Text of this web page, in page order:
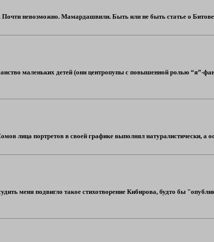
Почти невозможно. Мамардашвили. Быть или не быть статье о
маленьких детей (они центропупы с повышенной ролью “я”-
лица портретов в своей графике выполнял натуралистически, а
меня подвигло такое стихотворение Кибирова, будто бы